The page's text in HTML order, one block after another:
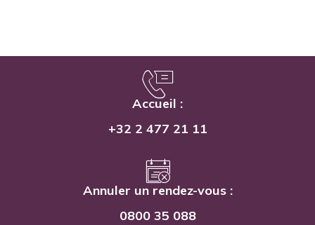
Accueil :
+32 2 477 21 11
Annuler un rendez-vous :
0800 35 088